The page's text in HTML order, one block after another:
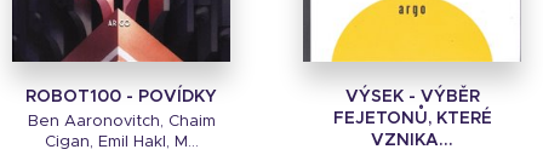
ROBOT100 - POVÍDKY
Ben Aaronovitch, Chaim
Cigan, Emil Hakl, M...
VÝSEK - VÝBĚR
FEJETONŮ, KTERÉ
VZNIKA...